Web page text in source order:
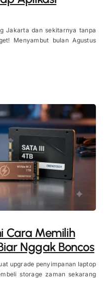
Jakarta dan sekitarnya tanpa
Menyambut bulan Agustus
Cara Memilih
Nggak Boncos
upgrade penyimpanan laptop
storage zaman sekarang